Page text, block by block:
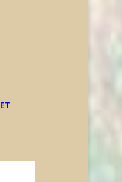
INFORMATIONS J68TT –